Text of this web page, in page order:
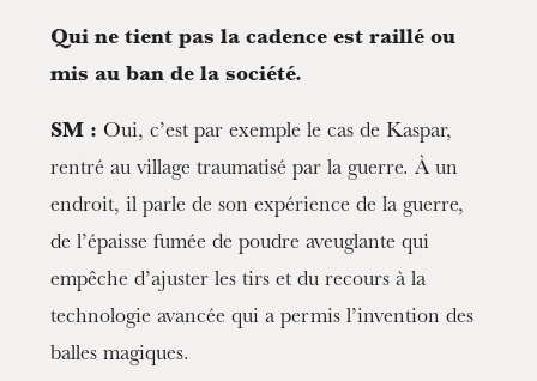
Mittwoch 19 Aug. 2026
Qui ne tient pas la cadence est raillé ou
mis au ban de la société.
SM : Oui, c’est par exemple le cas de Kaspar,
rentré au village traumatisé par la guerre. À un
endroit, il parle de son expérience de la guerre,
de l’épaisse fumée de poudre aveuglante qui
empêche d’ajuster les tirs et du recours à la
technologie avancée qui a permis l’invention des
balles magiques.